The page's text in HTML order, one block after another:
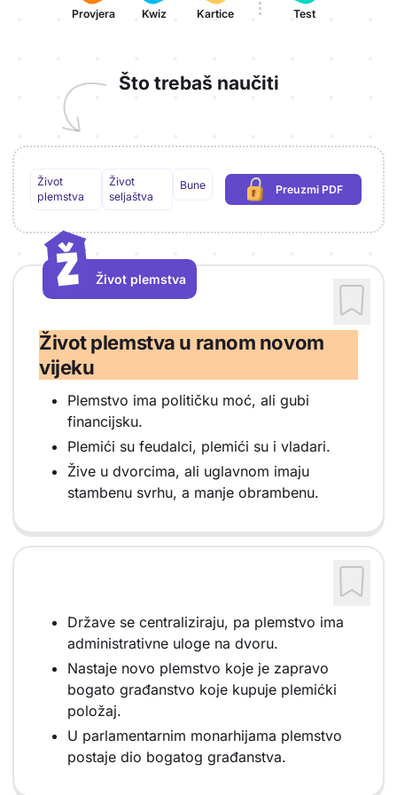
Provjera Kwiz Kartice Test
Što trebaš naučiti
Život
plemstva
Život
seljaštva
Bune Preuzmi PDF
(potrebna prijava)
Ž
Ž
Život plemstva
Život plemstva u ranom novom
vijeku
Plemstvo ima političku moć, ali gubi
financijsku.
Plemići su feudalci, plemići su i vladari.
Žive u dvorcima, ali uglavnom imaju
stambenu svrhu, a manje obrambenu.
Države se centraliziraju, pa plemstvo ima
administrativne uloge na dvoru.
Nastaje novo plemstvo koje je zapravo
bogato građanstvo koje kupuje plemićki
položaj.
U parlamentarnim monarhijama plemstvo
postaje dio bogatog građanstva.